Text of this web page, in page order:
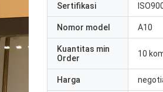
Sertifikasi
Nomor model A10
Kuantitas min
Order
10
Harga